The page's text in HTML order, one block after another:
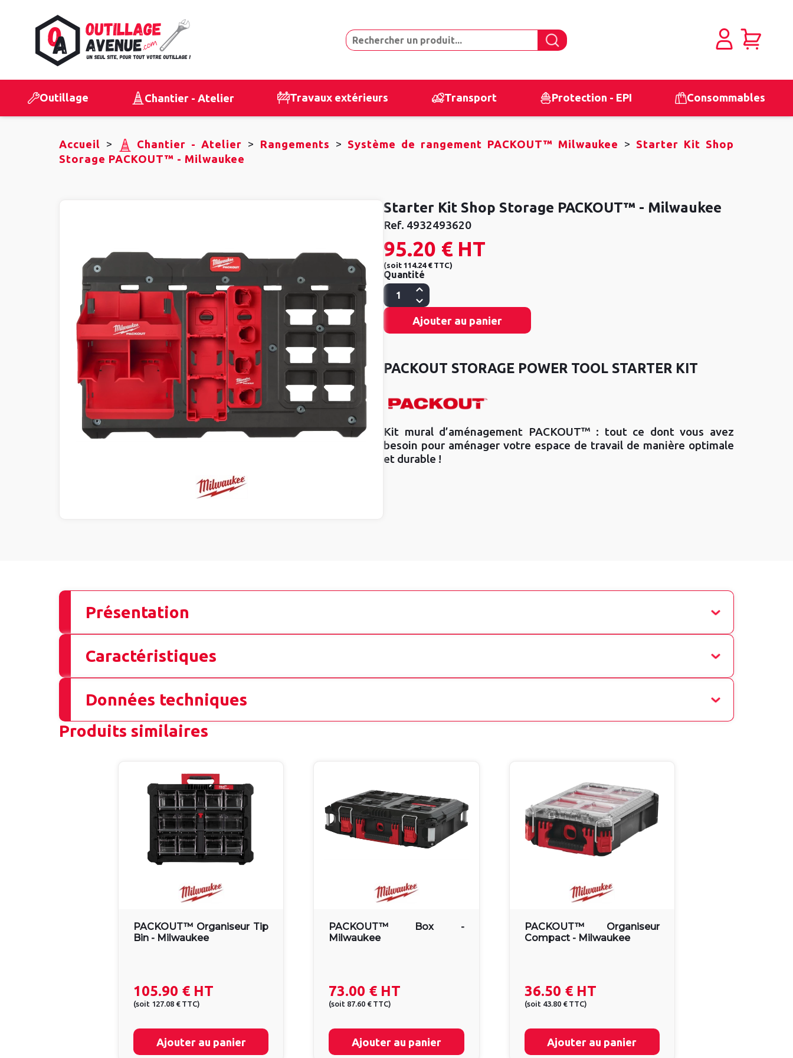
Outillage Chantier - Atelier Travaux extérieurs Transport Protection - EPI Consommables
Accueil > Chantier - Atelier > Rangements > Système de rangement PACKOUT™ Milwaukee > Starter Kit Shop
Storage PACKOUT™ - Milwaukee
Starter Kit Shop Storage PACKOUT™ - Milwaukee
Ref. 4932493620
95.20 €HT
(soit 114.24 € TTC)
Quantité
Ajouter au panier
PACKOUT STORAGE POWER TOOL STARTER KIT
Kit mural d’aménagement PACKOUT™ : tout ce dont vous avez
besoin pour aménager votre espace de travail de manière optimale
et durable !
Présentation
Caractéristiques
Données techniques
Produits similaires
PACKOUT™ Organiseur Tip
Bin - Milwaukee
105.90 € HT
(soit 127.08 € TTC)
Ajouter au panier
PACKOUT™ Box -
Milwaukee
73.00 € HT
(soit 87.60 € TTC)
Ajouter au panier
PACKOUT™ Organiseur
Compact - Milwaukee
36.50 €HT
(soit 43.80 € TTC)
Ajouter au panier